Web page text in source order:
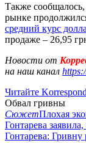
Также
рынке
средний курс
продаже – 26,95
Новости от
на наш канал
Читайте
Обвал гривны
СюжетПлохая
Гонтарева
Гонтарева: Гривну